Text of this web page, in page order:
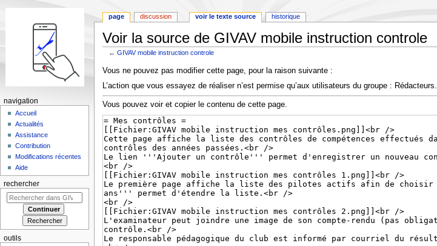
Voir la source de GIVAV mobile instruction controle
←GIVAV mobile instruction controle
Aller
à
navigation
Aller
à
recherche
Vous ne pouvez pas modifier cette page, pour la raison suivante :
L’action que vous essayez de réaliser n’est permise qu’aux utilisateurs du groupe : Rédacteurs.
Vous pouvez voir et copier le contenu de cette page.
page discussion voir le texte source historique
navigation
Accueil
Actualités
Assistance
Contribution
Modifications récentes
Aide
rechercher
outils